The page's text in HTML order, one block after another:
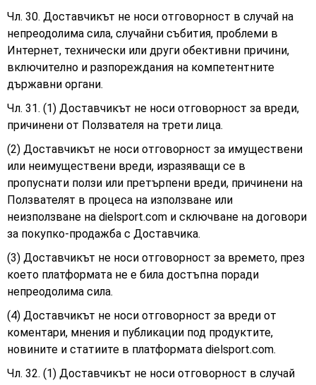
Чл. 30. Доставчикът не носи отговорност в случай на
непреодолима сила, случайни събития, проблеми в
Интернет, технически или други обективни причини,
включително и разпореждания на компетентните
държавни органи.
Чл. 31. (1) Доставчикът не носи отговорност за вреди,
причинени от Ползвателя на трети лица.
(2) Доставчикът не носи отговорност за имуществени
или неимуществени вреди, изразяващи се в
пропуснати ползи или претърпени вреди, причинени на
Ползвателят в процеса на използване или
неизползване на dielsport.com и сключване на договори
за покупко-продажба с Доставчика.
(3) Доставчикът не носи отговорност за времето, през
което платформата не е била достъпна поради
непреодолима сила.
(4) Доставчикът не носи отговорност за вреди от
коментари, мнения и публикации под продуктите,
новините и статиите в платформата dielsport.com.
Чл. 32. (1) Доставчикът не носи отговорност в случай